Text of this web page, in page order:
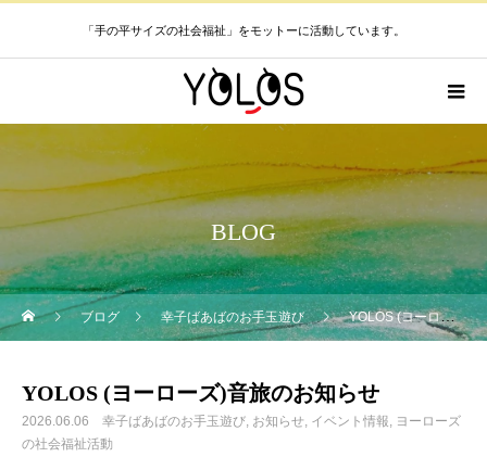
「手の平サイズの社会福祉」をモットーに活動しています。
BLOG
ブログ 幸子ばあばのお手玉遊び YOLOS (ヨーローズ)音旅のお知らせ
YOLOS (ヨーローズ)音旅のお知らせ
2026.06.06 幸子ばあばのお手玉遊び お知らせ イベント情報
ヨーローズ
の社会福祉活動